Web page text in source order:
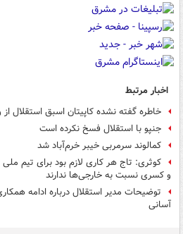
اخبار مرتبط
خاطره گفته نشده کاپیتان اسبق استقلال از
جنپو با استقلال فسخ نکرده است
کمالوند سرمربی خیبر خرم‌آباد شد
کوثری: تاج هر کاری لازم بود برای تیم
و کسری نسبت به خارجی‌ها ندارند
توضیحات مدیر استقلال درباره ادامه
آسانی